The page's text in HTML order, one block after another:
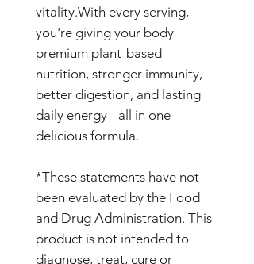
vitality.With every serving,
you're giving your body
premium plant-based
nutrition, stronger immunity,
better digestion, and lasting
daily energy - all in one
delicious formula.
*These statements have not
been evaluated by the Food
and Drug Administration. This
product is not intended to
diagnose, treat, cure or